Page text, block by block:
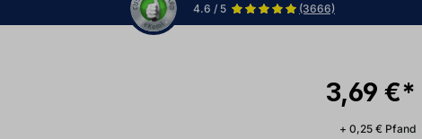
4.6 / 5 (3666)
3,69 €*
+ 0,25 € Pfand